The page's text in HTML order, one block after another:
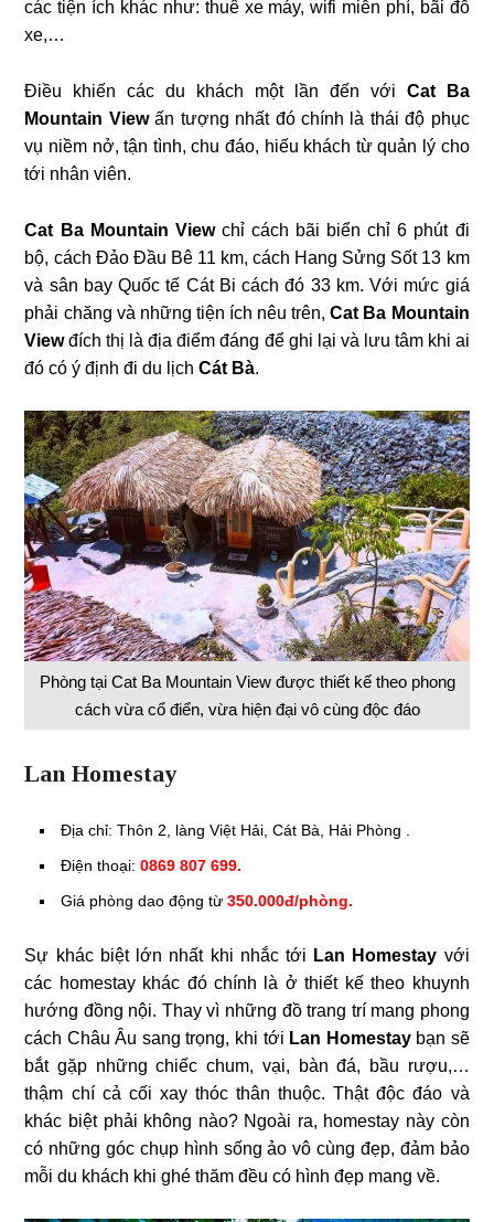
các tiện ích khác như: thuê xe máy, wifi miễn phí, bãi đỗ
xe,…
Điều khiến các du khách một lần đến với Cat Ba
Mountain Viewấn tượng nhất đó chính là thái độ phục
vụ niềm nở, tận tình, chu đáo, hiếu khách từ quản lý cho
tới nhân viên.
Cat Ba Mountain Viewchỉ cách bãi biển chỉ 6 phút đi
bộ, cách Đảo Đầu Bê 11 km, cách Hang Sửng Sốt 13 km
và sân bay Quốc tế Cát Bi cách đó 33 km.Với mức giá
phải chăng và những tiện ích nêu trên,Cat Ba Mountain
Viewđích thị là địa điểm đáng để ghi lại và lưu tâm khi ai
đó có ý định đi du lịchCát Bà.
Phòng tại Cat Ba Mountain View được thiết kế theo phong
cách vừa cổ điển, vừa hiện đại vô cùng độc đáo
Lan Homestay
Địa chỉ: Thôn 2, làng Việt Hải, Cát Bà, Hải Phòng .
Điện thoại: 0869 807 699.
Giá phòng dao động từ350.000đ/phòng.
Sự khác biệt lớn nhất khi nhắc tới Lan Homestay với
các homestay khác đó chính là ở thiết kế theo khuynh
hướng đồng nội. Thay vì những đồ trang trí mang phong
cách Châu Âu sang trọng, khi tới Lan Homestaybạn sẽ
bắt gặp những chiếc chum, vại, bàn đá, bầu rượu,…
thậm chí cả cối xay thóc thân thuộc. Thật độc đáo và
khác biệt phải không nào? Ngoài ra, homestay này còn
có những góc chụp hình sống ảo vô cùng đẹp, đảm bảo
mỗi du khách khi ghé thăm đều có hình đẹp mang về.